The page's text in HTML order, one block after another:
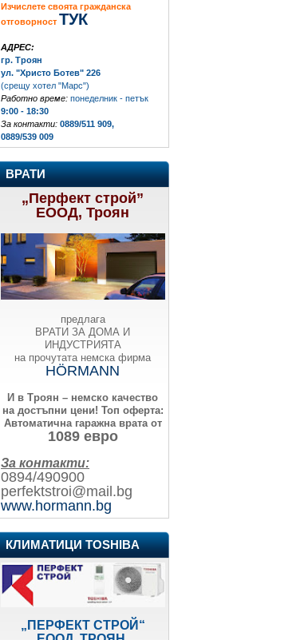
Изчислете своята гражданска
отговорност ТУК
АДРЕС:
гр. Троян
ул. "Христо Ботев" 226
(срещу хотел "Марс")
Работно време: понеделник - петък
9:00 - 18:30
За контакти: 0889/511 909,
0889/539 009
ВРАТИ
„Перфект строй”
ЕООД, Троян
предлага
ВРАТИ ЗА ДОМА И
ИНДУСТРИЯТА
на прочутата немска фирма
HÖRMANN
И в Троян – немско качество
на достъпни цени! Топ оферта:
Автоматична гаражна врата от
1089 евро
За контакти:
0894/490900
perfektstroi@mail.bg
www.hormann.bg
КЛИМАТИЦИ TOSHIBA
„ПЕРФЕКТ СТРОЙ“